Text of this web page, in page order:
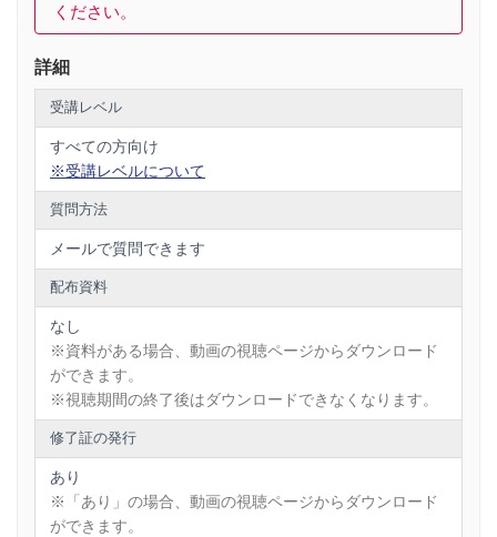
講師：GuardTech検討コミュニティ 代表 温水 淳一氏
テム開発・保守、システム統合プロジェクト等を担当。
損保協会出向を経て2021年 三井物産インシュアランスへ出
向。23年7月より三井物産インシュアランス・ホールディン
グス共創デザイン部シニアプロデューサー。保険業界のチャ
ネル改革を担う「企業代理店2.0」を提唱し、業界内外の協
業・共創による代理店経営支援共通プラットフォームの構築
に取り組む。
2019年 業界内有志を募って「GuardTech検討コミュニティ」
を設立。保険業界のオープンAPI普及とエコシステム醸成を目
的とした有志コミュニティ活動を推進。保険業界向け有償メ
ールマガジン「インスウォッチ」にコラム「GuardTech～協
業・共創の現場から」を連載中。
ください。
詳細
受講レベル
すべての方向け
※受講レベルについて
質問方法
メールで質問できます
配布資料
なし
※資料がある場合、動画の視聴ページからダウンロード
ができます。
※視聴期間の終了後はダウンロードできなくなります。
修了証の発行
あり
※「あり」の場合、動画の視聴ページからダウンロード
ができます。